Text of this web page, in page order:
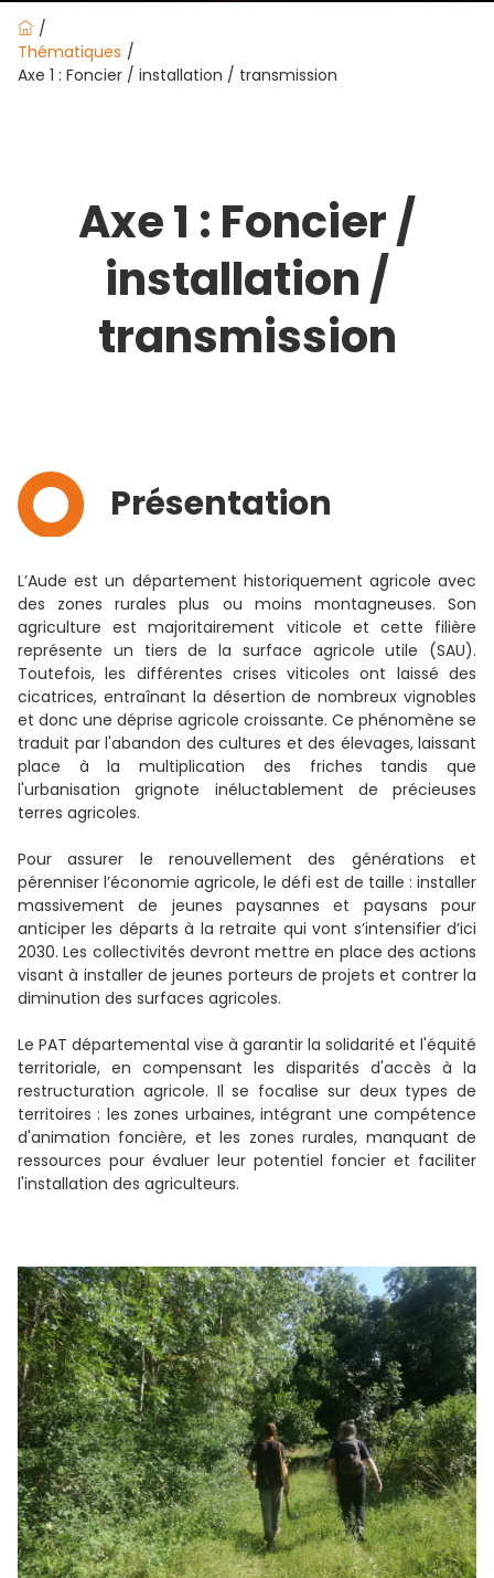
Thématiques
Axe 1 : Foncier / installation / transmission
Axe 1 : Foncier /
installation /
transmission
Présentation
L’Aude est un département historiquement agricole avec
des zones rurales plus ou moins montagneuses. Son
agriculture est majoritairement viticole et cette filière
représente un tiers de la surface agricole utile (SAU).
Toutefois, les différentes crises viticoles ont laissé des
cicatrices, entraînant la désertion de nombreux vignobles
et donc une déprise agricole croissante. Ce phénomène se
traduit par l'abandon des cultures et des élevages, laissant
place à la multiplication des friches tandis que
l'urbanisation grignote inéluctablement de précieuses
terres agricoles.
Pour assurer le renouvellement des générations et
pérenniser l’économie agricole, le défi est de taille : installer
massivement de jeunes paysannes et paysans pour
anticiper les départs à la retraite qui vont s’intensifier d’ici
2030. Les collectivités devront mettre en place des actions
visant à installer de jeunes porteurs de projets et contrer la
diminution des surfaces agricoles.
Le PAT départemental vise à garantir la solidarité et l'équité
territoriale, en compensant les disparités d'accès à la
restructuration agricole. Il se focalise sur deux types de
territoires : les zones urbaines, intégrant une compétence
d'animation foncière, et les zones rurales, manquant de
ressources pour évaluer leur potentiel foncier et faciliter
l'installation des agriculteurs.